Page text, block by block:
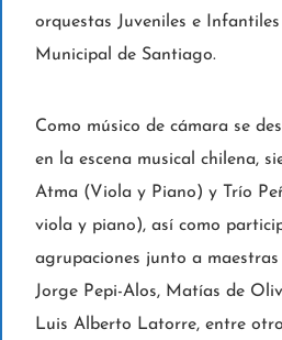
orquestas Juveniles e
Municipal de Santiago.
Como músico de cámara se
en la escena musical chilena,
Atma (Viola y Piano) y Trío
viola y piano), así como
agrupaciones junto a
Jorge Pepi-Alos, Matías de
Luis Alberto Latorre, entre